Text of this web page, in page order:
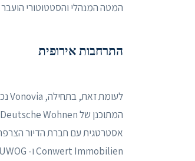
המטה המנהלי והסטטוטורי
התרחבות אירופית